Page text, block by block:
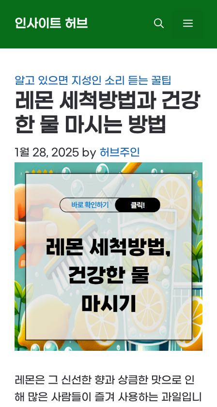
인사이트 허브
알고 있으면 지성인 소리 듣는 꿀팁
레몬 세척방법과 건강
한 물 마시는 방법
1월 28, 2025 by 허브주인
레몬은 그 신선한 향과 상큼한 맛으로 인
해 많은 사람들이 즐겨 사용하는 과일입니